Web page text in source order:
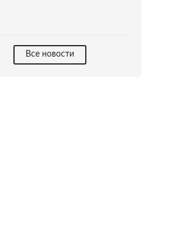
Все новости